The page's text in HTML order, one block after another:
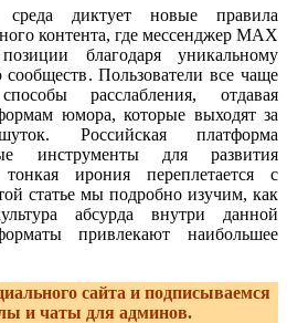
среда диктует новые правила
контента, где мессенджер MAX
благодаря уникальному
Пользователи все чаще
расслабления, отдавая
юмора, которые выходят за
Российская платформа
инструменты для развития
ирония переплетается с
статье мы подробно изучим, как
абсурда внутри данной
привлекают наибольшее
сайта и подписываемся
и чаты для админов.